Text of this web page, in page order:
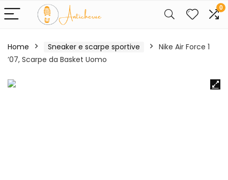
0
Home Sneaker e scarpe sportive
Nike Air Force 1
’07, Scarpe da Basket Uomo